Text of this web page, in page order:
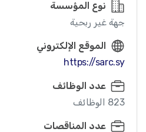
نوع المؤسسة
جهة غير ربحية
الموقع الإلكتروني
https://sarc.sy
عدد الوظائف
823 الوظائف
عدد المناقصات